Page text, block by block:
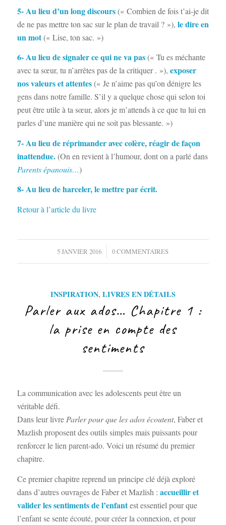
5- Au lieu d’un long discours(« Combien de fois t’ai-je dit
de ne pas mettre ton sac sur le plan de travail ? »), le dire en
un mot(« Lise, ton sac. »)
6- Au lieu de signaler ce qui ne va pas(« Tu es méchante
avec ta sœur, tu n’arrêtes pas de la critiquer . »), exposer
nos valeurs et attentes(« Je n’aime pas qu’on dénigre les
gens dans notre famille. S’il y a quelque chose qui selon toi
peut être utile à ta sœur, alors je m’attends à ce que tu lui en
parles d’une manière qui ne soit pas blessante. »)
7- Au lieu de réprimander avec colère, réagir de façon
inattendue.(On en revient à l’humour, dont on a parlé dans
Parents épanouis…)
8- Au lieu de harceler, le mettre par écrit.
Retour à l’article du livre
5 JANVIER 2016
/ 0 COMMENTAIRES
INSPIRATION, LIVRES EN DÉTAILS
Parler aux ados… Chapitre 1 :
la prise en compte des
sentiments
La communication avec les adolescents peut être un
véritable défi.
Dans leur livre Parler pour que les ados écoutent, Faber et
Mazlish proposent des outils simples mais puissants pour
renforcer le lien parent-ado. Voici un résumé du premier
chapitre.
Ce premier chapitre reprend un principe clé déjà exploré
dans d’autres ouvrages de Faber et Mazlish : accueillir et
valider les sentiments de l’enfantest essentiel pour que
l’enfant se sente écouté, pour créer la connexion, et pour